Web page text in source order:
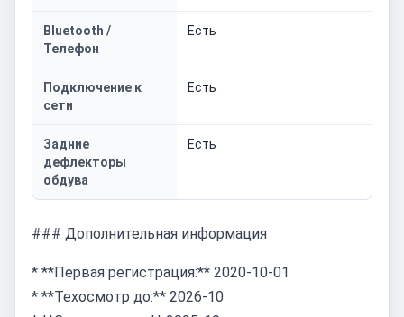
Bluetooth /
Телефон
Есть
Подключение к
сети
Есть
Задние
дефлекторы
обдува
Есть
### Дополнительная информация
* **Первая регистрация:** 2020-10-01
* **Техосмотр до:** 2026-10